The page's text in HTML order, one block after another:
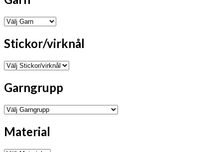
Stickor/virknål
Garngrupp
Material